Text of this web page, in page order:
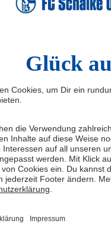
Hotline
Vertrag